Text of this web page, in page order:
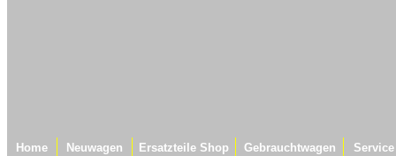
Home Neuwagen Ersatzteile Shop Gebrauchtwagen Service